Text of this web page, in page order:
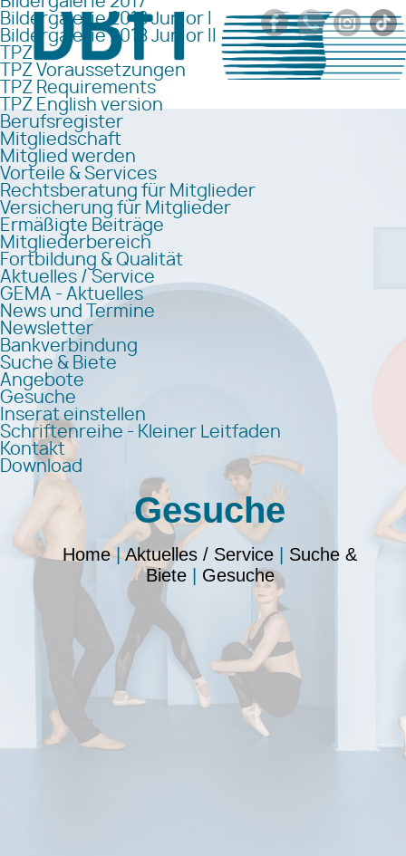
Bildergalerie 2018 Junior I
Bildergalerie 2018 Junior II
TPZ
TPZ Voraussetzungen
TPZ Requirements
TPZ English version
Berufsregister
Mitgliedschaft
Mitglied werden
Vorteile & Services
Rechtsberatung für Mitglieder
Versicherung für Mitglieder
Ermäßigte Beiträge
Mitgliederbereich
Fortbildung & Qualität
Aktuelles / Service
GEMA - Aktuelles
News und Termine
Newsletter
Bankverbindung
Suche & Biete
Angebote
Gesuche
Inserat einstellen
Schriftenreihe - Kleiner Leitfaden
Kontakt
Download
Gesuche
Home|Aktuelles / Service
Suche &
Biete| Gesuche